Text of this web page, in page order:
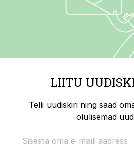
LIITU
Telli uudiskiri ning saad
olulisemad